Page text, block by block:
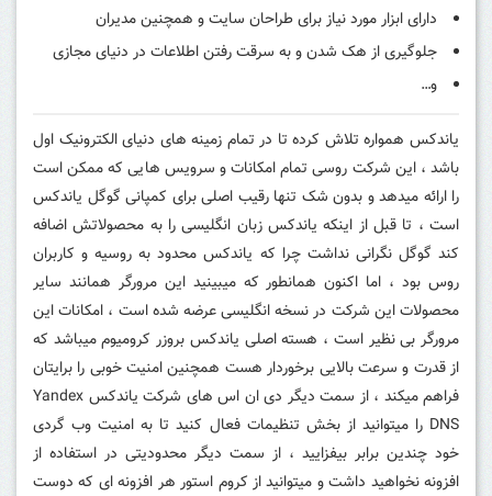
دارای ابزار مورد نیاز برای طراحان سایت و همچنین مدیران
جلوگیری از هک شدن و به سرقت رفتن اطلاعات در دنیای مجازی
و…
یاندکس همواره تلاش کرده تا در تمام زمینه های دنیای الکترونیک اول
باشد ، این شرکت روسی تمام امکانات و سرویس هایی که ممکن است
را ارائه میدهد و بدون شک تنها رقیب اصلی برای کمپانی گوگل یاندکس
است ، تا قبل از اینکه یاندکس زبان انگلیسی را به محصولاتش اضافه
کند گوگل نگرانی نداشت چرا که یاندکس محدود به روسیه و کاربران
روس بود ، اما اکنون همانطور که میبینید این مرورگر همانند سایر
محصولات این شرکت در نسخه انگلیسی عرضه شده است ، امکانات این
مرورگر بی نظیر است ، هسته اصلی یاندکس بروزر کرومیوم میباشد که
از قدرت و سرعت بالایی برخوردار هست همچنین امنیت خوبی را برایتان
فراهم میکند ، از سمت دیگر دی ان اس های شرکت یاندکس Yandex
DNS را میتوانید از بخش تنظیمات فعال کنید تا به امنیت وب گردی
خود چندین برابر بیفزایید ، از سمت دیگر محدودیتی در استفاده از
افزونه نخواهید داشت و میتوانید از کروم استور هر افزونه ای که دوست